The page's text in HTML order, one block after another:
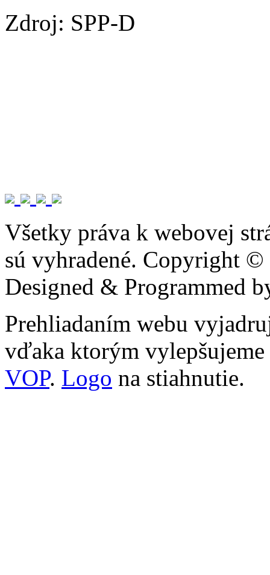
Zdroj: SPP-D
Všetky práva k webovej
sú vyhradené. Copyright ©
Designed & Programmed
Prehliadaním webu
vďaka ktorým
VOP. Logo na stiahnutie.